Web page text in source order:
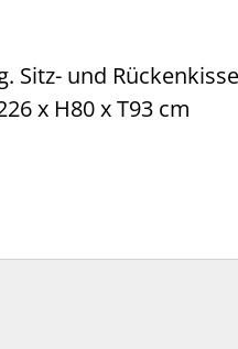
Sitz- und
x H80 x T93 cm